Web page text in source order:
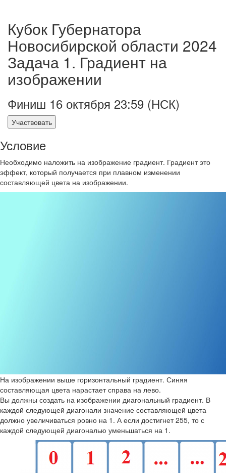
Кубок Губернатора
Новосибирской области 2024
Задача 1. Градиент на
изображении
Финиш 16 октября 23:59 (НСК)
Участвовать
Условие
Необходимо наложить на изображение градиент. Градиент это
эффект, который получается при плавном изменении
составляющей цвета на изображении.
На изображении выше горизонтальный градиент. Синяя
составляющая цвета нарастает справа на лево.
Вы должны создать на изображении диагональный градиент. В
каждой следующей диагонали значение составляющей цвета
должно увеличиваться ровно на 1. А если достигнет 255, то с
каждой следующей диагональю уменьшаться на 1.